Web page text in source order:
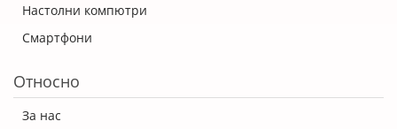
Настолни компютри
Смартфони
Относно
За нас